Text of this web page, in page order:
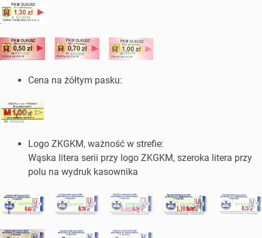
Cena na żółtym pasku:
Logo ZKGKM, ważność w strefie:
Wąska litera serii przy logo ZKGKM, szeroka litera przy
polu na wydruk kasownika